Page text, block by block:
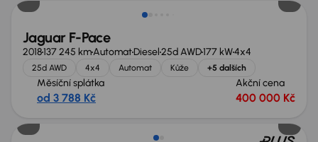
Jaguar F-Pace
2018137 245 kmAutomatDiesel25d AWD177 kW4x4
25d AWD 4x4 Automat Kůže +5 dalších
Měsíční splátka
od 3 788 Kč
Akční cena
400 000 Kč